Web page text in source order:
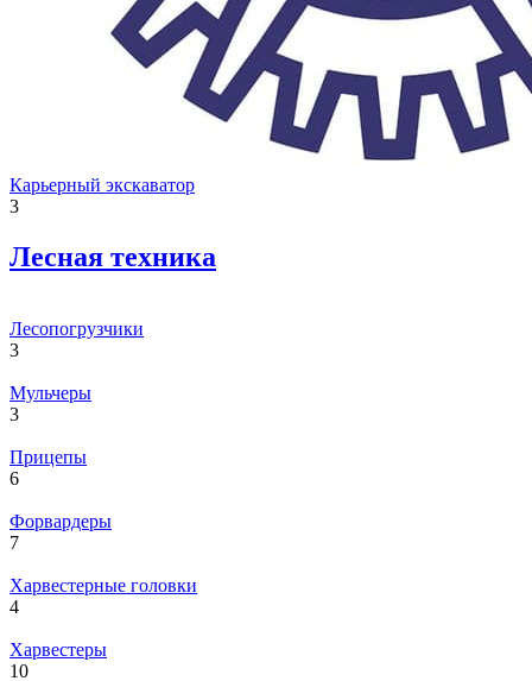
Карьерный экскаватор
3
Лесная техника
Лесопогрузчики
3
Мульчеры
3
Прицепы
6
Форвардеры
7
Харвестерные головки
4
Харвестеры
10